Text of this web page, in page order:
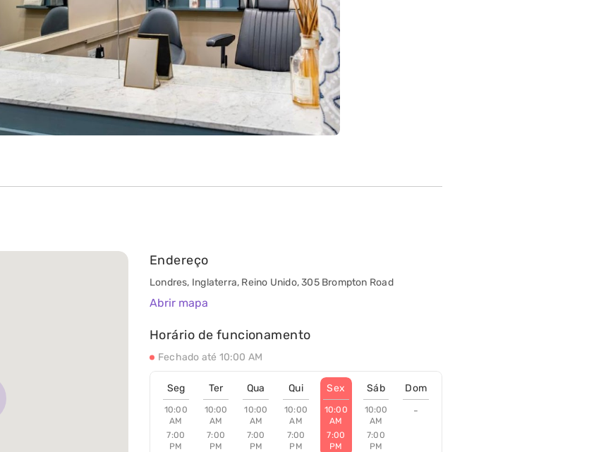
Endereço
Londres, Inglaterra, Reino Unido, 305 Brompton Road
Abrir mapa
Horário de funcionamento
Fechado até 10:00 AM
Seg
10:00
AM
7:00
PM
Ter
10:00
AM
7:00
PM
Qua
10:00
AM
7:00
PM
Qui
10:00
AM
7:00
PM
Sex
10:00
AM
7:00
PM
Sáb
10:00
AM
7:00
PM
Dom
-